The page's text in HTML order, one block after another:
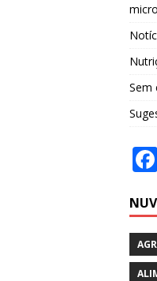
Sem